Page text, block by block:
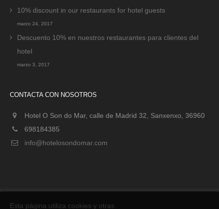
10% discount in our restaurants for hotel guests
marzo 24, 2017
Descuento 10% en nuestros restaurantes para clientes del
hotel
marzo 3, 2017
CONTACTA CON NOSOTROS
Hotel O Son do Mar, calle de Madrid 32, Sanxenxo, 36960
698184385
info@hotelosondomar.com
Esta página utiliza cookies y otras